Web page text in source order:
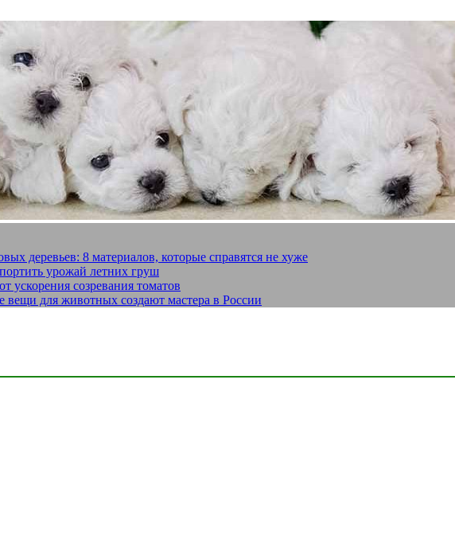
деревьев: 8 материалов, которые справятся не хуже
урожай летних груш
ускорения созревания томатов
для животных создают мастера в России